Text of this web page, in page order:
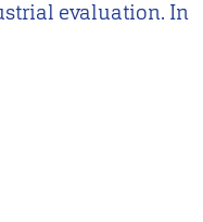
evaluation. In